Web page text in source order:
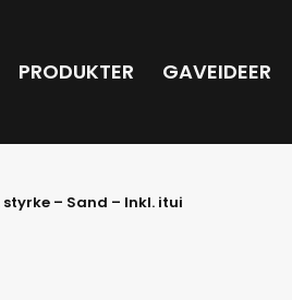
PRODUKTER GAVEIDEER
styrke – Sand – Inkl. itui